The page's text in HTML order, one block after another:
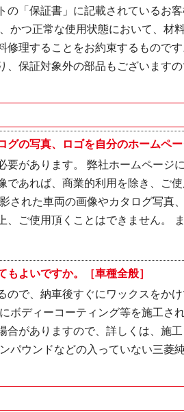
の「保証書」に記載されているお
かつ正常な使用状態において、材
修理することをお約束するものです
保証対象外の部品もございますの
グの写真、ロゴを自分のホームペ
要があります。 弊社ホームページ
であれば、商業的利用を除き、ご使
された車両の画像やカタログ写真
、ご使用頂くことはできません。
よいですか。［車種全般］
ので、納車後すぐにワックスをか
ボディーコーティング等を施工され
合がありますので、詳しくは、施
パウンドなどの入っていない三菱